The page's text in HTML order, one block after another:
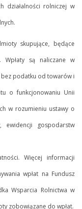
działalności rolniczej w
skupujące, będące
są naliczane w
podatku od towarów i
o funkcjonowaniu Unii
w rozumieniu ustawy o
ewidencji gospodarstw
Więcej informacji
wpłat na Fundusz
Wsparcia Rolnictwa w
zobowiązane do wpłat.